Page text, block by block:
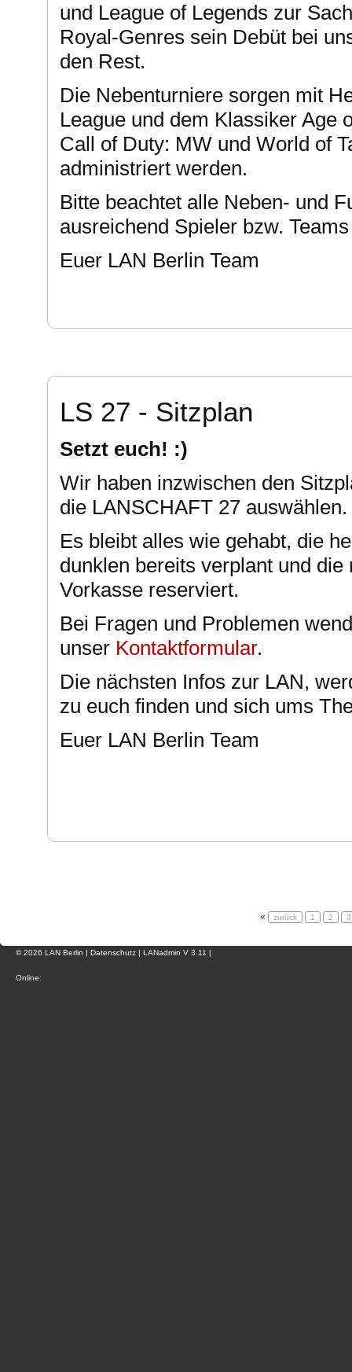
und League of Legends zur
Royal-Genres sein Debüt bei
den Rest.
Die Nebenturniere sorgen mit
League und dem Klassiker Age
Call of Duty: MW und World of
administriert werden.
Bitte beachtet alle Neben- und
ausreichend Spieler bzw.
Euer LAN Berlin Team
LS 27 - Sitzplan
Setzt euch! :)
Wir haben inzwischen den
die LANSCHAFT 27 auswählen.
Es bleibt alles wie gehabt, die
dunklen bereits verplant und
Vorkasse reserviert.
Bei Fragen und Problemen
unser Kontaktformular.
Die nächsten Infos zur LAN,
zu euch finden und sich ums
Euer LAN Berlin Team
« zurück 1 2 3
© 2026 LAN Berlin | Datenschutz | LANadmin V 3.11 |
Online: